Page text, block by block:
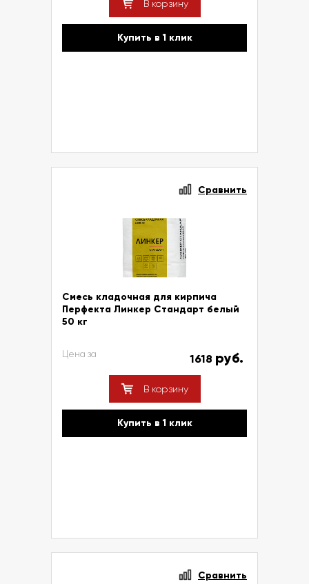
В корзину
Купить в 1 клик
Сравнить
Смесь кладочная для кирпича
Перфекта Линкер Стандарт белый
50 кг
Цена за 1618 руб.
В корзину
Купить в 1 клик
Сравнить